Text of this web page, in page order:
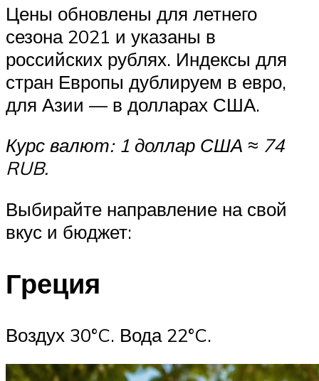
Цены обновлены для летнего
сезона 2021 и указаны в
российских рублях. Индексы для
стран Европы дублируем в евро,
для Азии — в долларах США.
Курс валют: 1 доллар США ≈ 74
RUB.
Выбирайте направление на свой
вкус и бюджет:
Греция
Воздух 30°C. Вода 22°C.